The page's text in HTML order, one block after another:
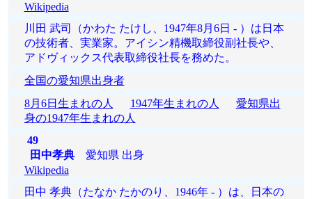
Wikipedia
川田 武司（かわた たけし、1947年8月6日 - ）は日本
の技術者、実業家。アイシン精機取締役副社長や、
アドヴィックス代表取締役社長を務めた。
全国の愛知県出身者
8月6日生まれの人
1947年生まれの人
愛知県出
身の1947年生まれの人
49
田中孝典愛知県 出身
Wikipedia
田中 孝典（たなか たかのり、1946年 - ）は、日本の